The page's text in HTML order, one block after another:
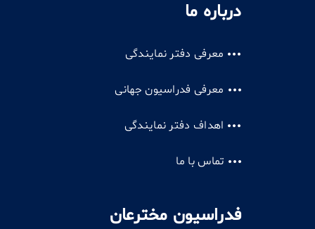
درباره ما
معرفی دفتر نمایندگی
معرفی فدراسیون جهانی
اهداف دفتر نمایندگی
تماس با ما
فدراسیون مخترعان